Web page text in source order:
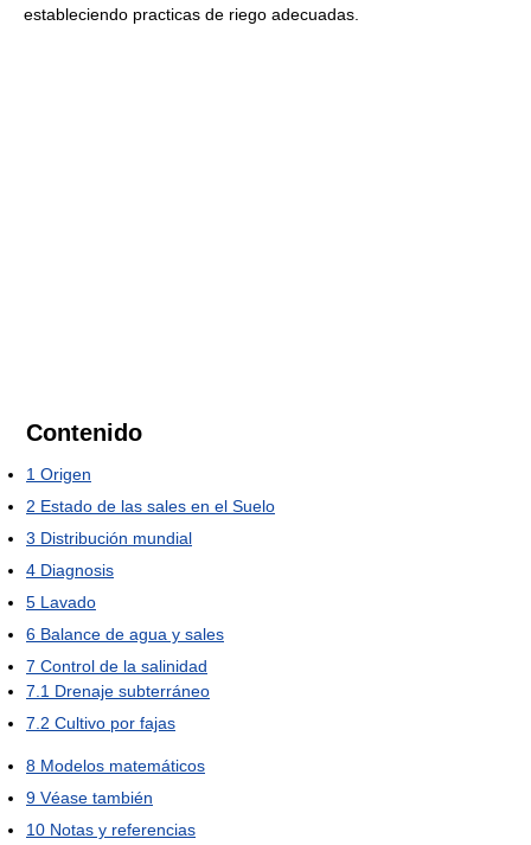
estableciendo practicas de riego adecuadas.
Contenido
1 Origen
2 Estado de las sales en el Suelo
3 Distribución mundial
4 Diagnosis
5 Lavado
6 Balance de agua y sales
7 Control de la salinidad
7.1 Drenaje subterráneo
7.2 Cultivo por fajas
8 Modelos matemáticos
9 Véase también
10 Notas y referencias